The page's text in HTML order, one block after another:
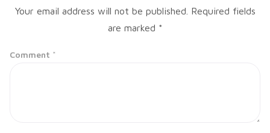
Your email address will not be published. Required fields
are marked *
Comment *